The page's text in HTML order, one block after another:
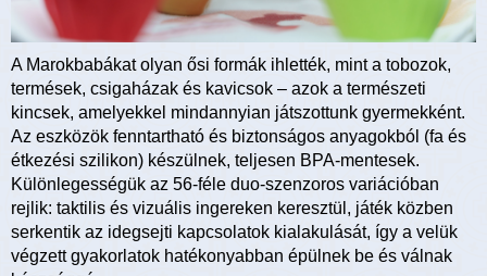
A Marokbabákat olyan ősi formák ihlették, mint a tobozok,
termések, csigaházak és kavicsok – azok a természeti
kincsek, amelyekkel mindannyian játszottunk gyermekként.
Az eszközök fenntartható és biztonságos anyagokból (fa és
étkezési szilikon) készülnek, teljesen BPA-mentesek.
Különlegességük az 56-féle duo-szenzoros variációban
rejlik: taktilis és vizuális ingereken keresztül, játék közben
serkentik az idegsejti kapcsolatok kialakulását, így a velük
végzett gyakorlatok hatékonyabban épülnek be és válnak